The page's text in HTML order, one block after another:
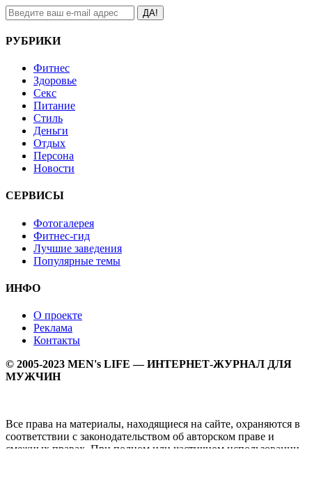
ДА!
РУБРИКИ
Фитнес
Здоровье
Секс
Питание
Стиль
Деньги
Отдых
Персона
Новости
СЕРВИСЫ
Фотогалерея
Фитнес-гид
Лучшие заведения
Популярные темы
ИНФО
О проекте
Реклама
Контакты
© 2005-2023 MEN's LIFE — ИНТЕРНЕТ-ЖУРНАЛ ДЛЯ
МУЖЧИН
Все права на материалы, находящиеся на сайте, охраняются в
соответствии с законодательством об авторском праве и
смежных правах. При полном или частичном использовании